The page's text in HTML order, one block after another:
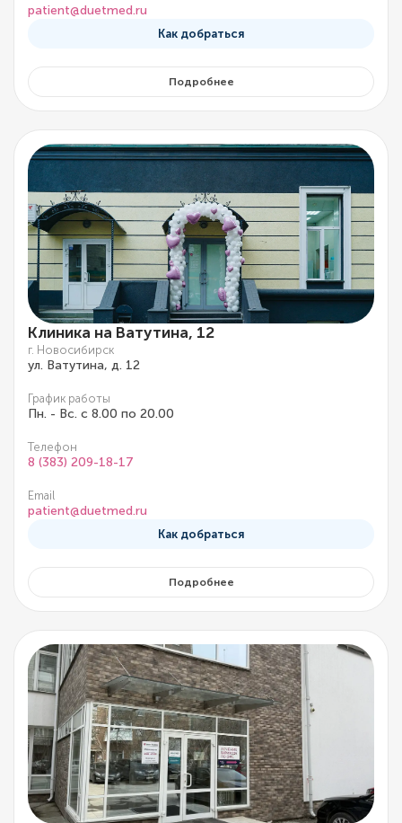
patient@duetmed.ru
Как добраться
Подробнее
Клиника на Ватутина, 12
г. Новосибирск
ул. Ватутина, д. 12
График работы
Пн. - Вс. с 8.00 по 20.00
Телефон
8 (383) 209-18-17
Email
patient@duetmed.ru
Как добраться
Подробнее